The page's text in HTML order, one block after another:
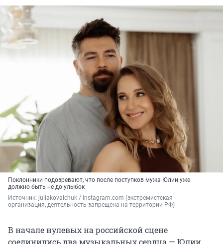
Поклонники подозревают, что после поступков мужа Юлии уже
должно быть не до улыбок
Источник: juliakovalchuk / Instagram.com (экстремистская
организация, деятельность запрещена на территории РФ)
В начале нулевых на российской сцене
соединились два музыкальных сердца — Юлии